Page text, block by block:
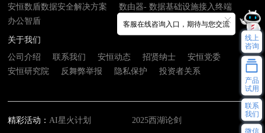
安恒数盾数据安全解决方案
数由器- 数据基础设施接入终端
办公智盾
关于我们
公司介绍
联系我们 安恒动态 招贤纳士
安恒党委
安恒研究院
反舞弊举报 隐私保护 投资者关系
精彩活动：AI星火计划 2025西湖论剑
客服在线咨询入口，期待与您交流
线上
咨询
产品
试用
联系
我们
微信